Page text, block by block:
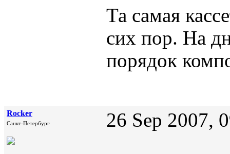
Та самая
сих пор. На
порядок
Rocker
Санкт-Петербург 26 Sep 2007,